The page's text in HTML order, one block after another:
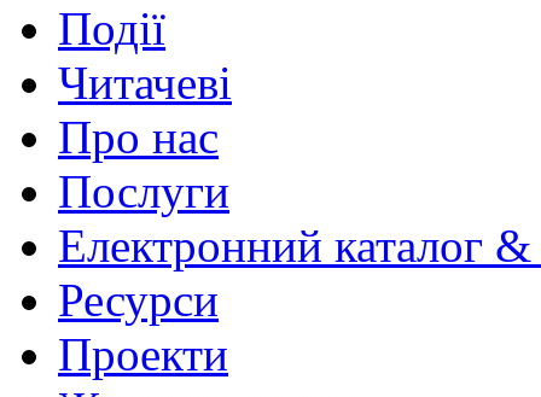
Події
Читачеві
Про нас
Послуги
Електронний каталог
Ресурси
Проекти